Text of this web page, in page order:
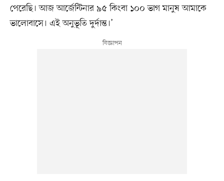
পেরেছি। আজ আর্জেন্টিনার ৯৫ কিংবা ১০০ ভাগ মানুষ আমাকে
ভালোবাসে। এই অনুভূতি দুর্দান্ত।’